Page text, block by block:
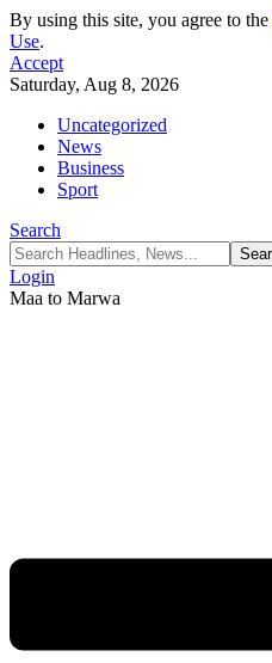
By using this site, you agree to the
Use.
Accept
Saturday, Aug 8, 2026
Uncategorized
News
Business
Sport
Search
Login
Maa to Marwa